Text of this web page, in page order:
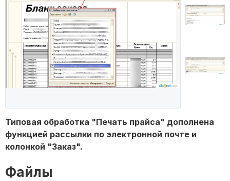
Типовая обработка "Печать прайса" дополнена
функцией рассылки по электронной почте и
колонкой "Заказ".
Файлы